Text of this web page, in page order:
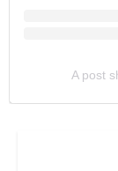
A post